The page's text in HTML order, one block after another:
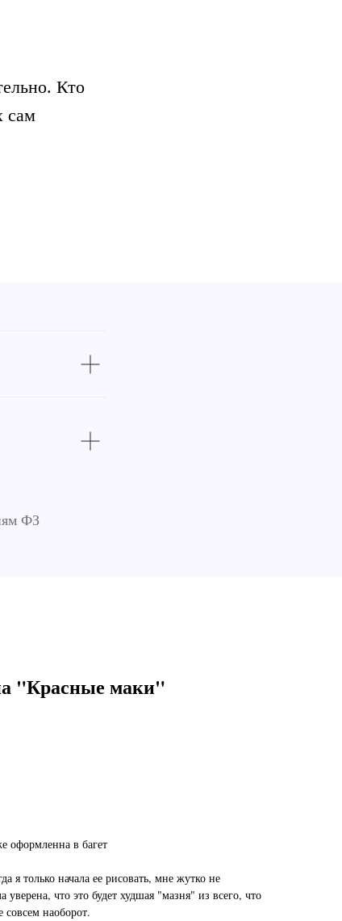
Кто
сам
ФЗ
"Красные маки"
оформленна в багет
я только начала ее рисовать, мне жутко не
уверена, что это будет худшая "мазня" из всего, что
наоборот.